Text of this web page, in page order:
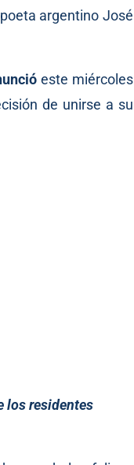
argentino José
este miércoles
de unirse a su
los residentes